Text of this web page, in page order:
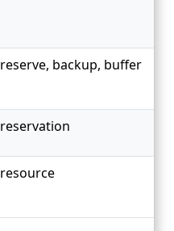
reserve, backup, buffer
reservation
resource